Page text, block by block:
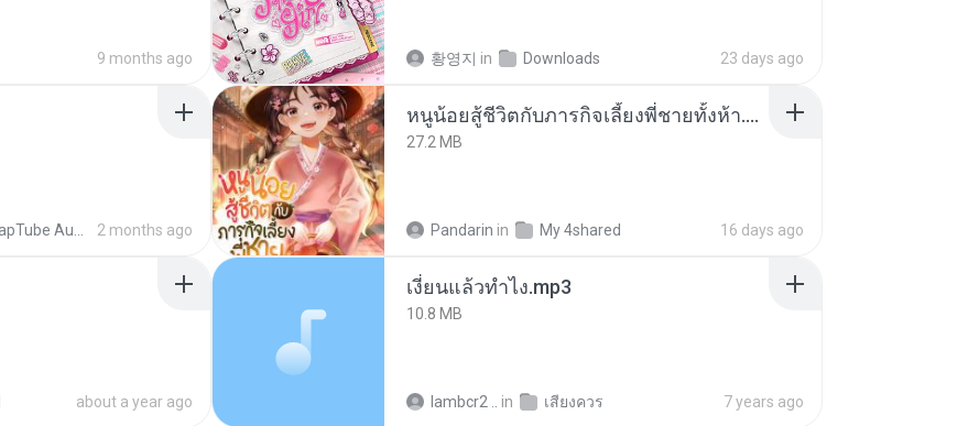
9 months ago 황영지 in Downloads 23 days ago
2 months ago
หนูน้อยสู้ชีวิตกับภารกิจเลี้ยงพี่ชายทั้งห้า.pdf
27.2 MB
Pandarin in My 4shared 16 days ago
about a year ago
เงี่ยนแล้วทำไง.mp3
10.8 MB
lambcr2 .. in เสียงควร 7 years ago